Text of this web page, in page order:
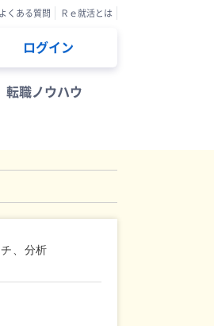
よくある質問 Ｒｅ就活とは
ログイン
転職ノウハウ
、分析